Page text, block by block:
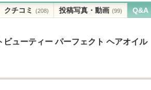
クチコミ (208) 投稿写真・動画 (99) Q&A
ビューティー パーフェクト ヘアオイル